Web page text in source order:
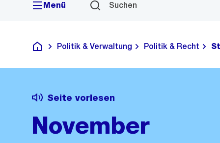
Menü Suchen
Deutsch
Politik & Verwaltung Politik & Recht
Seite vorlesen
November